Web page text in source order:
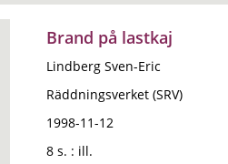
Brand på lastkaj
Lindberg Sven-Eric
Räddningsverket (SRV)
1998-11-12
8 s. : ill.